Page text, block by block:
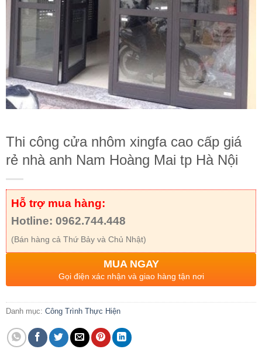
Thi công cửa nhôm xingfa cao cấp giá
rẻ nhà anh Nam Hoàng Mai tp Hà Nội
Hỗ trợ mua hàng:
Hotline: 0962.744.448
(Bán hàng cả Thứ Bảy và Chủ Nhật)
MUA NGAY
Gọi điện xác nhận và giao hàng tận nơi
Danh mục: Công Trình Thực Hiện